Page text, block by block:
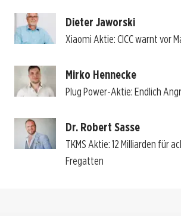
Dieter Jaworski
Xiaomi Aktie: CICC warnt vor
Mirko Hennecke
Plug Power-Aktie: Endlich
Dr. Robert Sasse
TKMS Aktie: 12 Milliarden für
Fregatten